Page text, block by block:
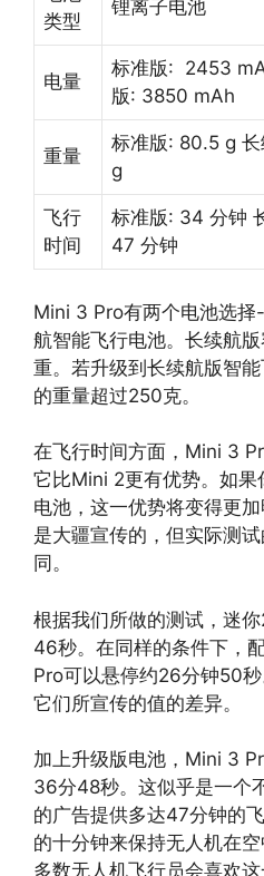
类型
锂离子电池
电量
标准版: 2453
版: 3850 mAh
重量
标准版: 80.5 g 长
g
飞行
时间
标准版: 34 分钟
47 分钟
Mini 3 Pro有两个电池选
航智能飞行电池。长续航
重。若升级到长续航版智
的重量超过250克。
在飞行时间方面，Mini 3
它比Mini 2更有优势。如
电池，这一优势将变得更
是大疆宣传的，但实际测
同。
根据我们所做的测试，迷
46秒。在同样的条件下，
Pro可以悬停约26分钟50
它们所宣传的值的差异。
加上升级版电池，Mini 3
36分48秒。这似乎是一个
的广告提供多达47分钟的
的十分钟来保持无人机在
多数无人机飞行员会喜欢这